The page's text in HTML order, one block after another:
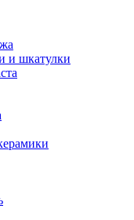
и шкатулки